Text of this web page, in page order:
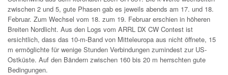
zwischen 2 und 5, gute Phasen gab es jeweils abends am 17. und 18.
Februar. Zum Wechsel vom 18. zum 19. Februar erschien in höheren
Breiten Nordlicht. Aus den Logs vom ARRL DX CW Contest ist
ersichtlich, dass das 10-m-Band von Mitteleuropa aus nicht öffnete, 15
m ermöglichte für wenige Stunden Verbindungen zumindest zur US-
Ostküste. Auf den Bändern zwischen 160 bis 20 m herrschten gute
Bedingungen.